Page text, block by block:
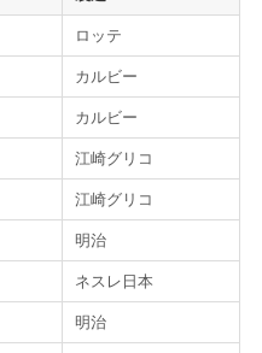
ロッテ
カルビー
カルビー
江崎グリコ
江崎グリコ
明治
ネスレ日本
明治